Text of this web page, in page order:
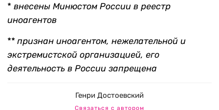
* внесены Минюстом России в реестр
иноагентов
** признан иноагентом, нежелательной и
экстремистской организацией, его
деятельность в России запрещена
Генри Достоевский
Связаться с автором